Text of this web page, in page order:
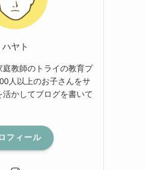
ハヤト
庭教師のトライの教育プ
人以上のお子さんをサ
活かしてブログを書いて
フィール